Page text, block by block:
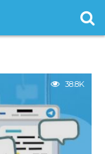
38.8K